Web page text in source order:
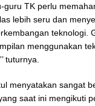
guru TK perlu
lebih seru dan
teknologi.
menggunakan
tuturnya.
menyatakan sangat
saat ini mengikuti